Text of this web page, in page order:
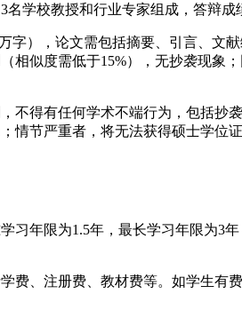
学校教授和行业专家组成，答辩
字），论文需包括摘要、引言、
相似度需低于15%），无抄袭现象
不得有任何学术不端行为，包括
情节严重者，将无法获得硕士学位证
习年限为1.5年，最长学习年限为
费、注册费、教材费等。如学生